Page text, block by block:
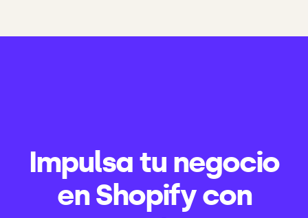
Impulsa tu negocio
en Shopify con